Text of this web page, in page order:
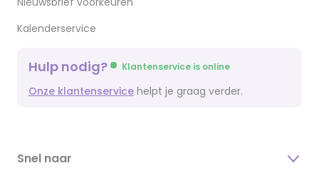
Kalenderservice
Hulp nodig? Klantenservice is online
Onze klantenservice helpt je graag verder.
Snel naar